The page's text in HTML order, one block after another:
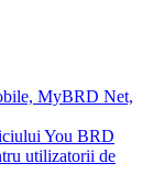
MyBRD Net,
You BRD
utilizatorii de